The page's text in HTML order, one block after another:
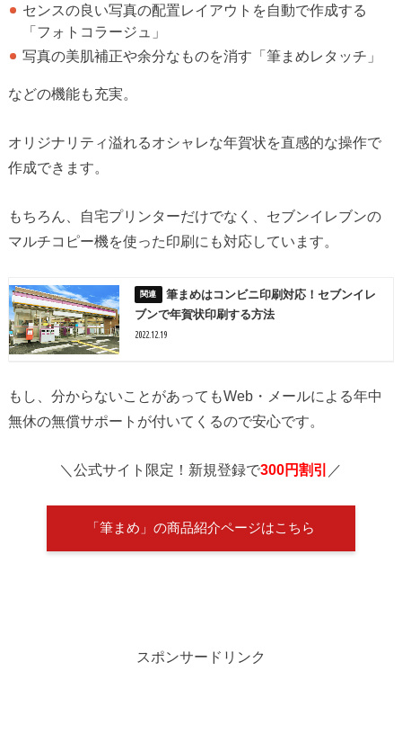
センスの良い写真の配置レイアウトを自動で作成する
「フォトコラージュ」
写真の美肌補正や余分なものを消す「筆まめレタッチ」
などの機能も充実。
オリジナリティ溢れるオシャレな年賀状を直感的な操作で
作成できます。
もちろん、自宅プリンターだけでなく、セブンイレブンの
マルチコピー機を使った印刷にも対応しています。
筆まめはコンビニ印刷対応！セブンイレ
ブンで年賀状印刷する方法
2022.12.19
もし、分からないことがあってもWeb・メールによる年中
無休の無償サポートが付いてくるので安心です。
＼公式サイト限定！新規登録で300円割引 ／
「筆まめ」の商品紹介ページはこちら
スポンサードリンク